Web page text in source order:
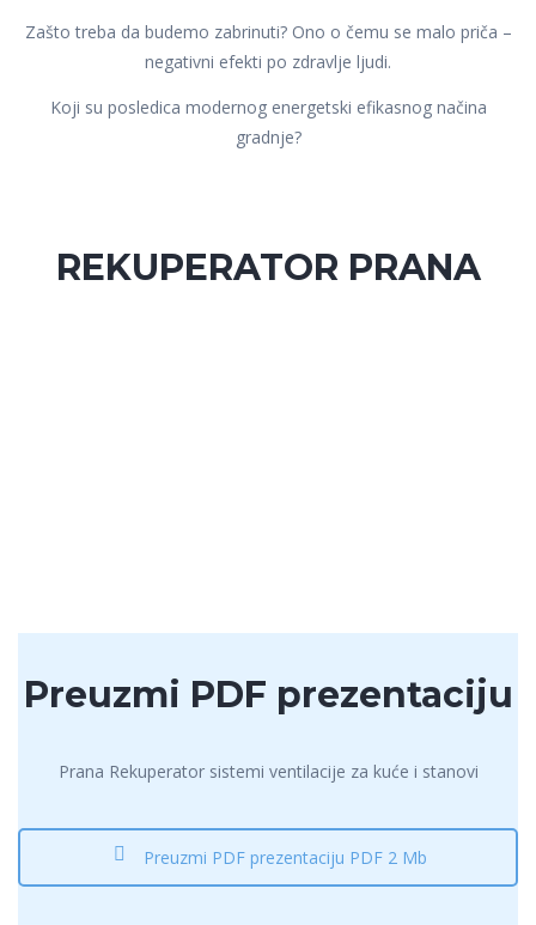
Zašto treba da budemo zabrinuti? Ono o čemu se malo priča –
negativni efekti po zdravlje ljudi.
Koji su posledica modernog energetski efikasnog načina
gradnje?
REKUPERATOR PRANA
Preuzmi PDF prezentaciju
Prana Rekuperator sistemi ventilacije za kuće i stanovi
Preuzmi PDF prezentaciju PDF 2 Mb